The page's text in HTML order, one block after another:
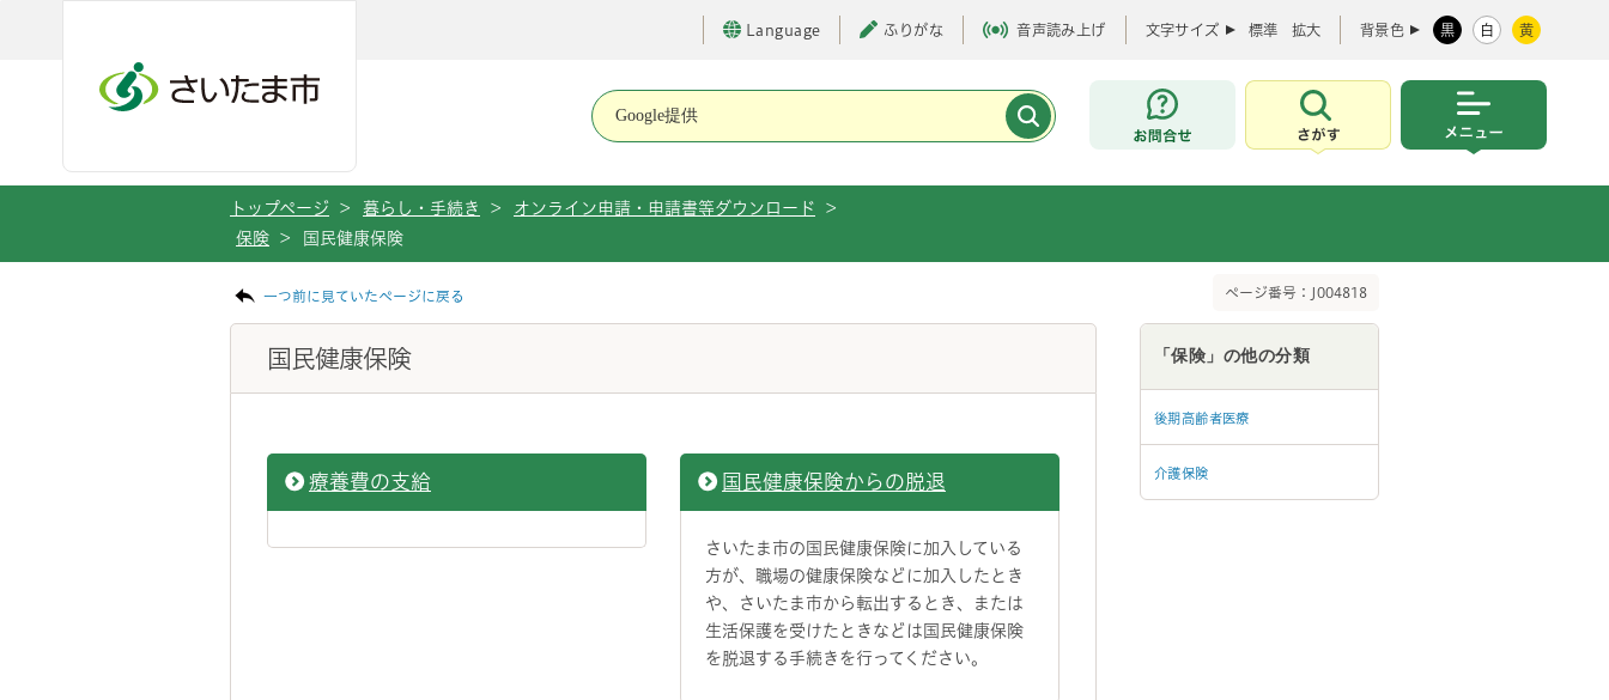
Language ふりがな 音声読み上げ 文字サイズ 標準 拡大 背景色 黒 白 黄
お問合せ
さがす
トップページ > 暮らし・手続き > オンライン申請・申請書等ダウンロード
>
保険
> 国民健康保険
一つ前に見ていたページに戻る ページ番号：J004818
国民健康保険
療養費の支給 国民健康保険からの脱退
さいたま市の国民健康保険に加入している
方が、職場の健康保険などに加入したとき
や、さいたま市から転出するとき、または
生活保護を受けたときなどは国民健康保険
を脱退する手続きを行ってください。
「保険」の他の分類
後期高齢者医療
介護保険